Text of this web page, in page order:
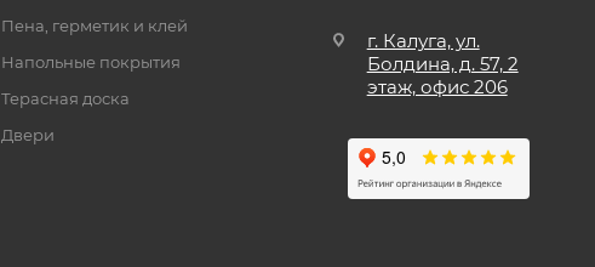
Пена, герметик и клей
Напольные покрытия
Терасная доска
Двери
г. Калуга, ул.
Болдина, д. 57, 2
этаж, офис 206